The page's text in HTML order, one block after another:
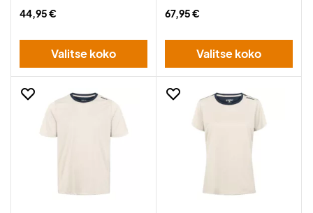
44,95 €
Valitse koko
67,95 €
Valitse koko